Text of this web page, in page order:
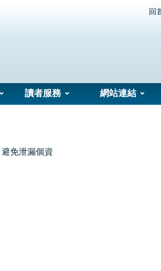
回
讀者服務 網站連結
免泄漏個資